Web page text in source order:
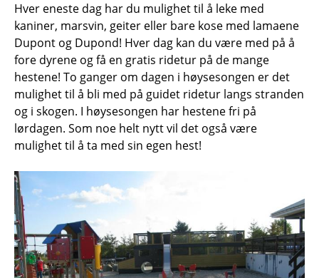
Hver eneste dag har du mulighet til å leke med
kaniner, marsvin, geiter eller bare kose med lamaene
Dupont og Dupond! Hver dag kan du være med på å
fore dyrene og få en gratis ridetur på de mange
hestene! To ganger om dagen i høysesongen er det
mulighet til å bli med på guidet ridetur langs stranden
og i skogen. I høysesongen har hestene fri på
lørdagen. Som noe helt nytt vil det også være
mulighet til å ta med sin egen hest!